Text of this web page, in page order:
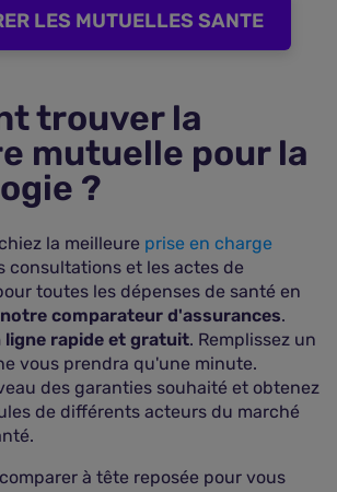
LES MUTUELLES SANTE
trouver la
mutuelle pour la
?
la meilleure prise en charge
consultations et les actes de
toutes les dépenses de santé en
comparateur d'assurances.
ligne rapide et gratuit. Remplissez un
vous prendra qu'une minute.
des garanties souhaité et obtenez
de différents acteurs du marché
à tête reposée pour vous